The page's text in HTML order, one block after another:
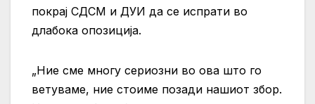
покрај СДСМ и ДУИ да се испрати во
длабока опозиција.
„Ние сме многу сериозни во ова што го
ветуваме, ние стоиме позади нашиот збор.